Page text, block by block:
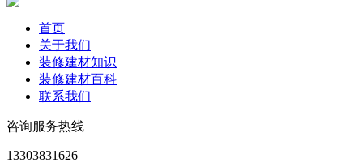
首页
关于我们
装修建材知识
装修建材百科
联系我们
咨询服务热线
13303831626